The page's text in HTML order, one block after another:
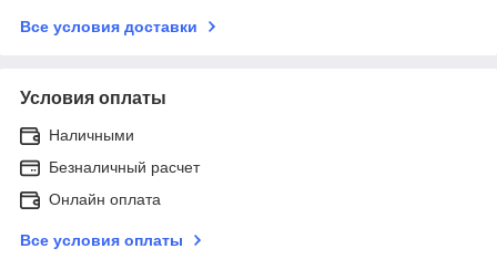
Все условия доставки
Условия оплаты
Наличными
Безналичный расчет
Онлайн оплата
Все условия оплаты